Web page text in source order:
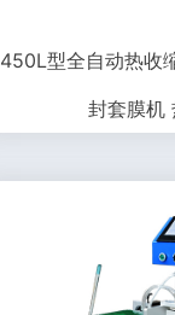
450L型全自动热收
封套膜机